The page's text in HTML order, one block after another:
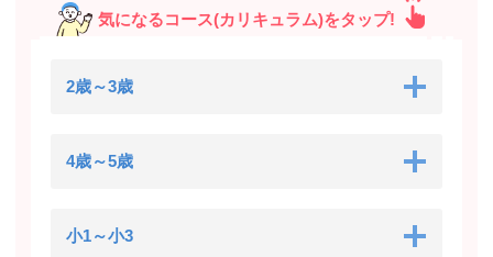
気になるコース(カリキュラム)をタップ!
2歳～3歳
4歳～5歳
小1～小3